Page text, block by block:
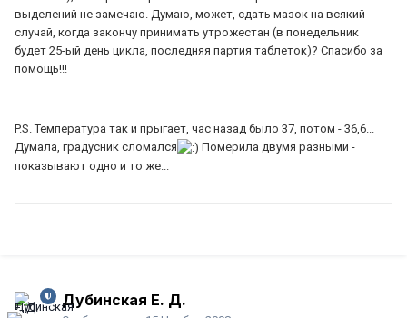
выделений не замечаю. Думаю, может, сдать мазок на всякий
случай, когда закончу принимать утрожестан (в понедельник
будет 25-ый день цикла, последняя партия таблеток)? Спасибо за
помощь!!!
P.S. Температура так и прыгает, час назад было 37, потом - 36,6...
Думала, градусник сломался
Померила двумя разными -
показывают одно и то же...
Дубинская Е. Д.